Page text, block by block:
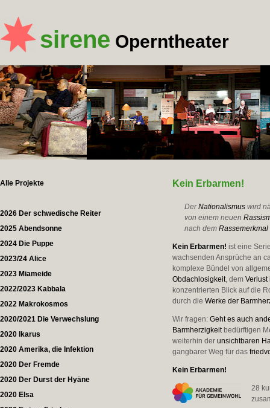
sirene Operntheater
Alle Projekte
2026 Der schwedische Reiter
2025 Abendsonne
2024 Die Puppe
2023/24 Alice
2023 Miameide
2022/2023 Kabbala
2022 Makrokosmos
2020/2021 Die Verwechslung
2020 Ikarus
2020 Amerika, die Infektion
2020 Der Fremde
2020 Der Durst der Hyäne
2020 Elsa
Kein Erbarmen!
Der Nationalismus wird
von einem neuen
nach dem Rassemerkmal
Kein Erbarmen! ist eine
wachsenden Ansprüche an
komplexe Bündel von
Obdachlosigkeit, demVerlust
konzentrierten Blick auf die
durch dieWerke der
Wir fragen:Geht es auch
Barmherzigkeitbedürftigen
weiterhin derunsichtbaren
gangbarer Weg für das
Kein Erbarmen!
28